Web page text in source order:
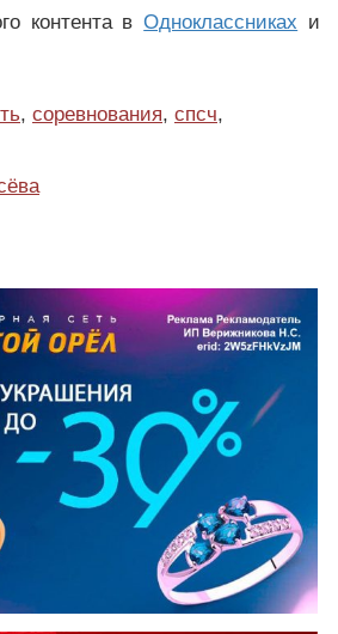
контента вОдноклассниках и
, соревнования, спсч,